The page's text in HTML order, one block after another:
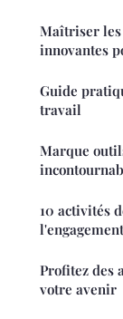
Maîtriser les
innovantes
Guide
travail
Marque
10 activités
Profitez des
votre avenir